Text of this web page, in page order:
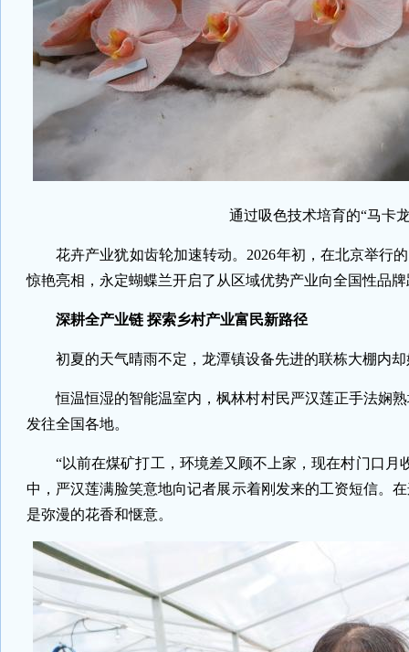
通过吸色技术培育的“马卡
花卉产业犹如齿轮加速转动。2026年初，在北京举行
惊艳亮相，永定蝴蝶兰开启了从区域优势产业向全国性品
深耕全产业链 探索乡村产业富民新路径
初夏的天气晴雨不定，龙潭镇设备先进的联栋大棚内
恒温恒湿的智能温室内，枫林村村民严汉莲正手法娴
发往全国各地。
“以前在煤矿打工，环境差又顾不上家，现在村门口
中，严汉莲满脸笑意地向记者展示着刚发来的工资短信。
是弥漫的花香和惬意。